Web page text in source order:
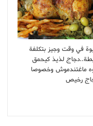
في وقت وجيز بتكلفة
لذيذ كيحمق
ماغتندموش وخصوصا
رخيص